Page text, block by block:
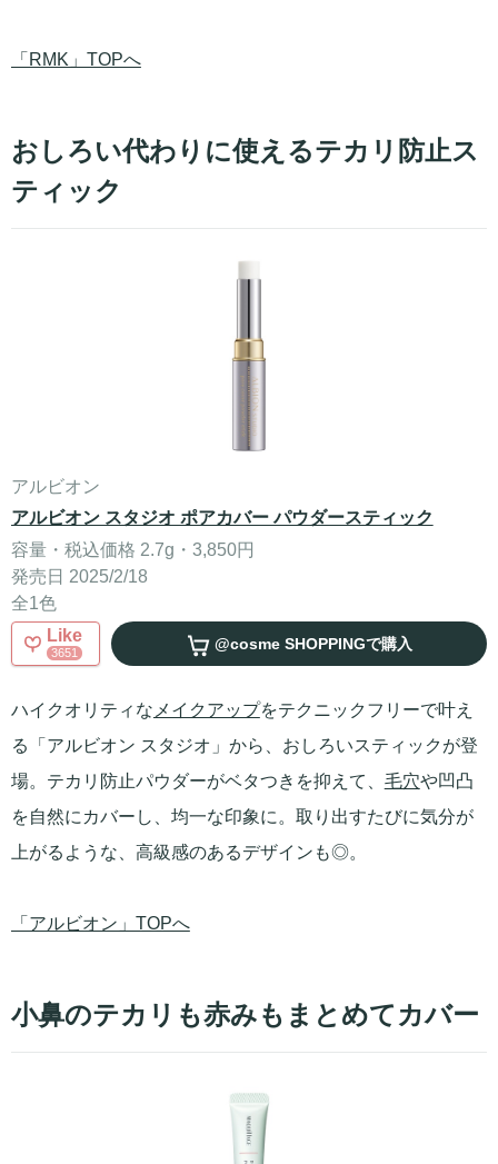
「RMK」TOPへ
おしろい代わりに使えるテカリ防止ス
ティック
アルビオン
アルビオン スタジオ ポアカバー パウダースティック
容量・税込価格 2.7g・3,850円
発売日 2025/2/18
全1色
Like
3651 @cosme SHOPPINGで購入
ハイクオリティな メイクアップをテクニックフリーで叶え
る「アルビオン スタジオ」から、おしろいスティックが登
場。テカリ防止パウダーがベタつきを抑えて、 毛穴や凹凸
を自然にカバーし、均一な印象に。取り出すたびに気分が
上がるような、高級感のあるデザインも◎。
「アルビオン」TOPへ
小鼻のテカリも赤みもまとめてカバー